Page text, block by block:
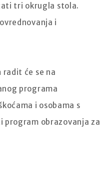
tri okrugla stola.
i
radit će se na
programa
i osobama s
obrazovanja za